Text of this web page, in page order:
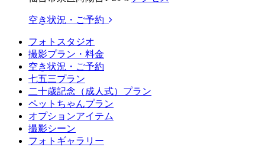
空き状況・ご予約
フォトスタジオ
撮影プラン・料金
空き状況・ご予約
七五三プラン
二十歳記念（成人式）プラン
ペットちゃんプラン
オプションアイテム
撮影シーン
フォトギャラリー